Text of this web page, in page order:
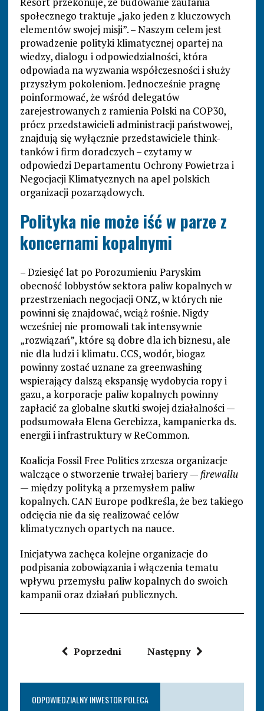
społecznego traktuje „jako jeden z kluczowych
elementów swojej misji”. – Naszym celem jest
prowadzenie polityki klimatycznej opartej na
wiedzy, dialogu i odpowiedzialności, która
odpowiada na wyzwania współczesności i służy
przyszłym pokoleniom. Jednocześnie pragnę
poinformować, że wśród delegatów
zarejestrowanych z ramienia Polski na COP30,
prócz przedstawicieli administracji państwowej,
znajdują się wyłącznie przedstawiciele think-
tanków i firm doradczych – czytamy w
odpowiedzi Departamentu Ochrony Powietrza i
Negocjacji Klimatycznych na apel polskich
organizacji pozarządowych.
Polityka nie może iść w parze z
koncernami kopalnymi
– Dziesięć lat po Porozumieniu Paryskim
obecność lobbystów sektora paliw kopalnych w
przestrzeniach negocjacji ONZ, w których nie
powinni się znajdować, wciąż rośnie. Nigdy
wcześniej nie promowali tak intensywnie
„rozwiązań”, które są dobre dla ich biznesu, ale
nie dla ludzi i klimatu. CCS, wodór, biogaz
powinny zostać uznane za greenwashing
wspierający dalszą ekspansję wydobycia ropy i
gazu, a korporacje paliw kopalnych powinny
zapłacić za globalne skutki swojej działalności —
podsumowała Elena Gerebizza, kampanierka ds.
energii i infrastruktury w ReCommon.
Koalicja Fossil Free Politics zrzesza organizacje
walczące o stworzenie trwałej bariery — firewallu
— między polityką a przemysłem paliw
kopalnych. CAN Europe podkreśla, że bez takiego
odcięcia nie da się realizować celów
klimatycznych opartych na nauce.
Inicjatywa zachęca kolejne organizacje do
podpisania zobowiązania i włączenia tematu
wpływu przemysłu paliw kopalnych do swoich
kampanii oraz działań publicznych.
Poprzedni Następny
ODPOWIEDZIALNY INWESTOR POLECA